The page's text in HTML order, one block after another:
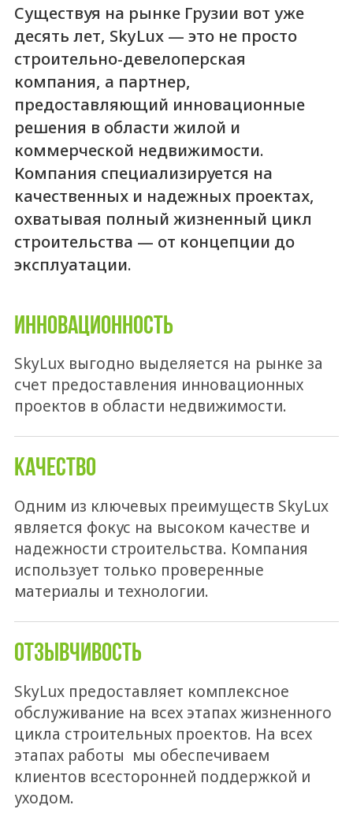
Существуя на рынке Грузии вот уже
десять лет, SkyLux — это не просто
строительно-девелоперская
компания, а партнер,
предоставляющий инновационные
решения в области жилой и
коммерческой недвижимости.
Компания специализируется на
качественных и надежных проектах,
охватывая полный жизненный цикл
строительства — от концепции до
эксплуатации.
ИННОВАЦИОННОСТЬ
SkyLux выгодно выделяется на рынке за
счет предоставления инновационных
проектов в области недвижимости.
КАЧЕСТВО
Одним из ключевых преимуществ SkyLux
является фокус на высоком качестве и
надежности строительства. Компания
использует только проверенные
материалы и технологии.
ОТЗЫВЧИВОСТЬ
SkyLux предоставляет комплексное
обслуживание на всех этапах жизненного
цикла строительных проектов. На всех
этапах работы мы обеспечиваем
клиентов всесторонней поддержкой и
уходом.